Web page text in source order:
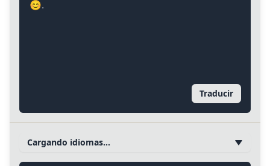
Traducir
Cargando idiomas…